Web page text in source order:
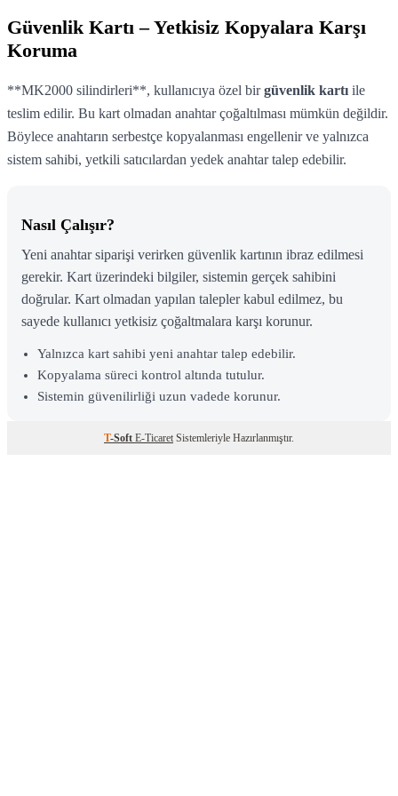
Güvenlik Kartı – Yetkisiz Kopyalara Karşı
Koruma
**MK2000 silindirleri**, kullanıcıya özel birgüvenlik kartı ile
teslim edilir. Bu kart olmadan anahtar çoğaltılması mümkün değildir.
Böylece anahtarın serbestçe kopyalanması engellenir ve yalnızca
sistem sahibi, yetkili satıcılardan yedek anahtar talep edebilir.
Nasıl Çalışır?
Yeni anahtar siparişi verirken güvenlik kartının ibraz edilmesi
gerekir. Kart üzerindeki bilgiler, sistemin gerçek sahibini
doğrular. Kart olmadan yapılan talepler kabul edilmez, bu
sayede kullanıcı yetkisiz çoğaltmalara karşı korunur.
Yalnızca kart sahibi yeni anahtar talep edebilir.
Kopyalama süreci kontrol altında tutulur.
Sistemin güvenilirliği uzun vadede korunur.
T-Soft E-Ticaret Sistemleriyle Hazırlanmıştır.